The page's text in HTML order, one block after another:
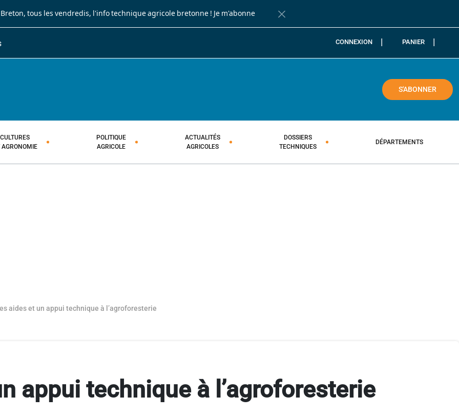
, tous les vendredis, l'info technique agricole bretonne ! Je m'abonne
Fermer la barre de notification
CONNEXION PANIER
S'ABONNER
CULTURES
AGRONOMIE
POLITIQUE
AGRICOLE
ACTUALITÉS
AGRICOLES
DOSSIERS
TECHNIQUES
DÉPARTEMENTS
aides et un appui technique à l’agroforesterie
appui technique à l’agroforesterie